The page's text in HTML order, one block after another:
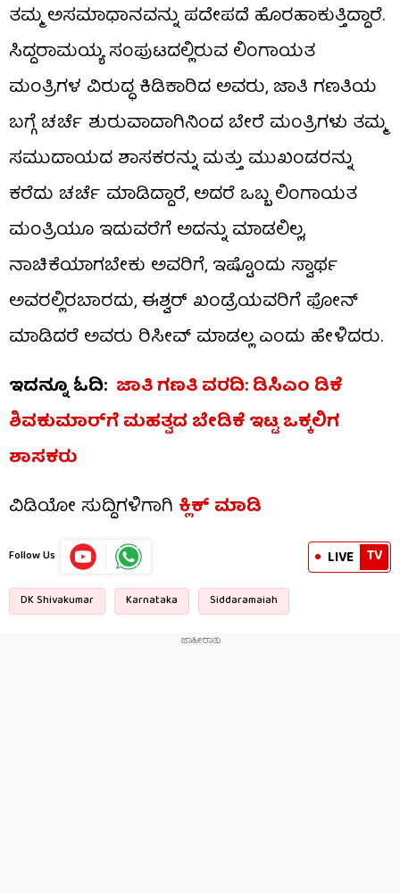
ತಮ್ಮ ಅಸಮಾಧಾನವನ್ನು ಪದೇಪದೆ ಹೊರಹಾಕುತ್ತಿದ್ದಾರೆ.
ಸಿದ್ದರಾಮಯ್ಯ ಸಂಪುಟದಲ್ಲಿರುವ ಲಿಂಗಾಯತ
ಮಂತ್ರಿಗಳ ವಿರುದ್ಧ ಕಿಡಿಕಾರಿದ ಅವರು, ಜಾತಿ ಗಣತಿಯ
ಬಗ್ಗೆ ಚರ್ಚೆ ಶುರುವಾದಾಗಿನಿಂದ ಬೇರೆ ಮಂತ್ರಿಗಳು ತಮ್ಮ
ಸಮುದಾಯದ ಶಾಸಕರನ್ನು ಮತ್ತು ಮುಖಂಡರನ್ನು
ಕರೆದು ಚರ್ಚೆ ಮಾಡಿದ್ದಾರೆ, ಅದರೆ ಒಬ್ಬ ಲಿಂಗಾಯತ
ಮಂತ್ರಿಯೂ ಇದುವರೆಗೆ ಅದನ್ನು ಮಾಡಲಿಲ್ಲ,
ನಾಚಿಕೆಯಾಗಬೇಕು ಅವರಿಗೆ, ಇಷ್ಟೊಂದು ಸ್ವಾರ್ಥ
ಅವರಲ್ಲಿರಬಾರದು, ಈಶ್ವರ್ ಖಂಡ್ರೆಯವರಿಗೆ ಫೋನ್
ಮಾಡಿದರೆ ಅವರು ರಿಸೀವ್ ಮಾಡಲ್ಲ ಎಂದು ಹೇಳಿದರು.
ಇದನ್ನೂ ಓದಿ: ಜಾತಿ ಗಣತಿ ವರದಿ: ಡಿಸಿಎಂ ಡಿಕೆ
ಶಿವಕುಮಾರ್​ಗೆ ಮಹತ್ವದ ಬೇಡಿಕೆ ಇಟ್ಟ ಒಕ್ಕಲಿಗ
ಶಾಸಕರು
ವಿಡಿಯೋ ಸುದ್ದಿಗಳಿಗಾಗಿ ಕ್ಲಿಕ್ ಮಾಡಿ
Follow Us LIVE TV
DK Shivakumar Karnataka Siddaramaiah